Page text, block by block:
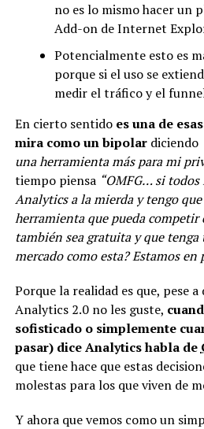
no es lo mismo hacer un
Add-on de Internet
Potencialmente esto es
porque si el uso se
medir el tráfico y el
En cierto sentido es una de
mira como un bipolardiciendo
una herramienta más para mi
tiempo piensa “OMFG… si
Analytics a la mierda y tengo
herramienta que pueda competir
también sea gratuita y que
mercado como esta? Estamos en
Porque la realidad es que, pese a
Analytics 2.0 no les guste,
sofisticado o simplemente
pasar) dice Analytics habla de
que tiene hace que estas
molestas para los que viven de
Y ahora que vemos como un